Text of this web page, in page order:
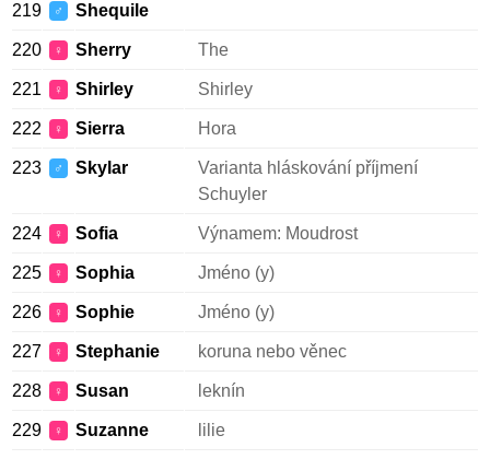
219 ♂ Shequile
220 ♀ Sherry The
221 ♀ Shirley Shirley
222 ♀ Sierra Hora
223 ♂ Skylar
Varianta hláskování příjmení
Schuyler
224 ♀ Sofia Výnamem: Moudrost
225 ♀ Sophia Jméno (y)
226 ♀ Sophie Jméno (y)
227 ♀ Stephanie koruna nebo věnec
228 ♀ Susan leknín
229 ♀ Suzanne lilie